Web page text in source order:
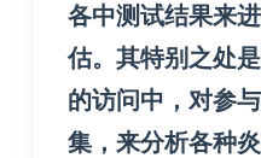
各中测试结果来
估。 其特别之处
的访问中，对参
集，来分析各种